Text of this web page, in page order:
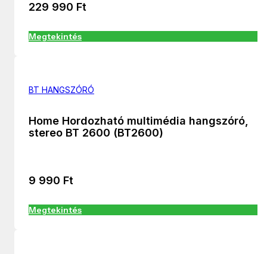
229 990 Ft
Megtekintés
BT HANGSZÓRÓ
Home Hordozható multimédia hangszóró,
stereo BT 2600 (BT2600)
9 990 Ft
Megtekintés